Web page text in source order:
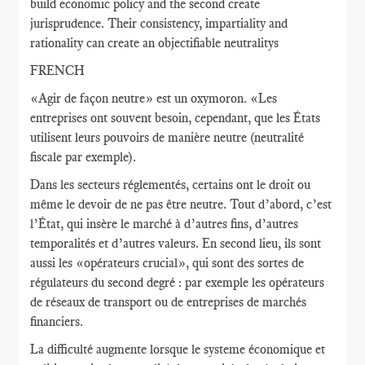
build economic policy and the second create
jurisprudence. Their consistency, impartiality and
rationality can create an objectifiable neutralitys
FRENCH
«Agir de façon neutre» est un oxymoron. «Les
entreprises ont souvent besoin, cependant, que les États
utilisent leurs pouvoirs de manière neutre (neutralité
fiscale par exemple).
Dans les secteurs réglementés, certains ont le droit ou
même le devoir de ne pas être neutre. Tout d’abord, c’est
l’État, qui insère le marché à d’autres fins, d’autres
temporalités et d’autres valeurs. En second lieu, ils sont
aussi les «opérateurs crucial», qui sont des sortes de
régulateurs du second degré : par exemple les opérateurs
de réseaux de transport ou de entreprises de marchés
financiers.
La difficulté augmente lorsque le systeme économique et